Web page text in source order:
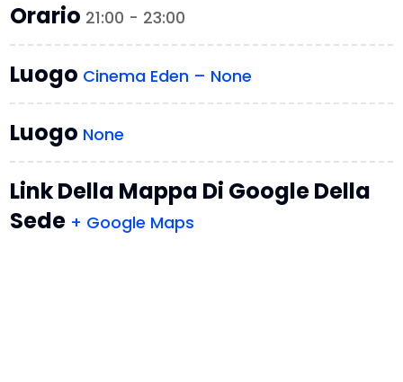
Orario 21:00 - 23:00
Luogo Cinema Eden – None
Luogo None
Link Della Mappa Di Google Della
Sede + Google Maps